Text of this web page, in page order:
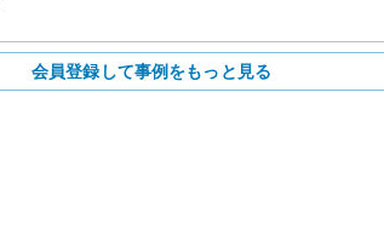
会員登録して事例をもっと見る